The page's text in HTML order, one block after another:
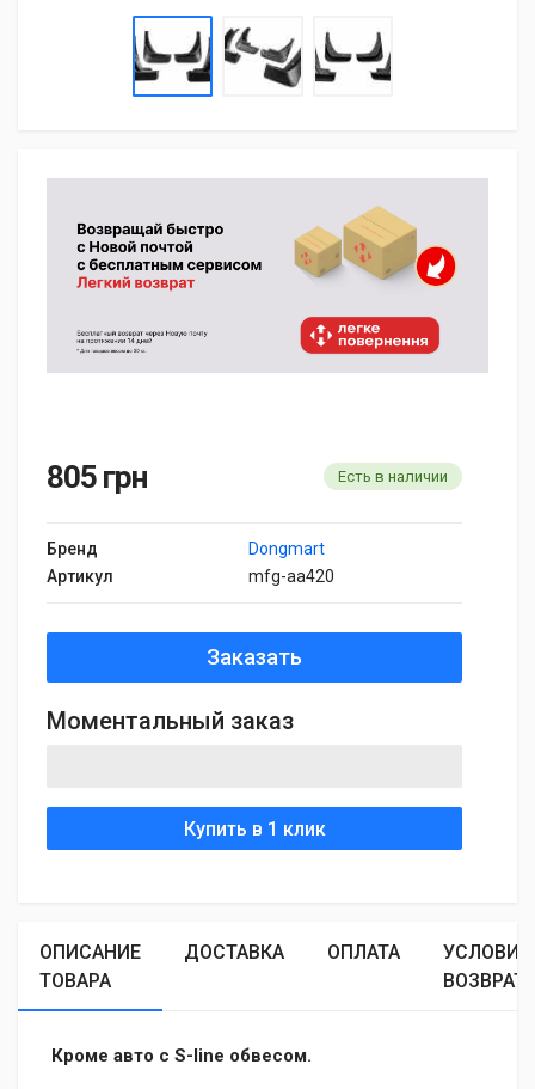
805 грн Есть в наличии
Бренд
Dongmart
Артикул
mfg-aa420
Заказать
Моментальный заказ
Купить в 1 клик
ОПИСАНИЕ
ТОВАРА
ДОСТАВКА ОПЛАТА
УСЛОВИЯ
ВОЗВРАТА
Кроме авто с S-line обвесом.